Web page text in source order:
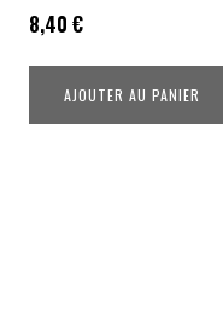
8,40 €
AJOUTER AU PANIER